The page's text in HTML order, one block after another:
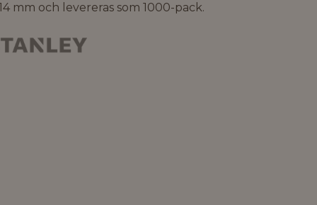
mm och levereras som 1000-pack.